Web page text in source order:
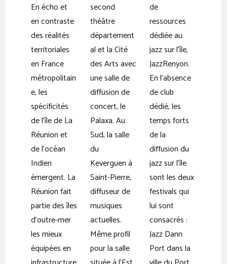
En écho et
en contraste
des réalités
territoriales
en France
métropolitain
e, les
spécificités
de l’île de La
Réunion et
de l’océan
Indien
émergent. La
Réunion fait
partie des îles
d’outre-mer
les mieux
équipées en
second
théâtre
département
al et la Cité
des Arts avec
une salle de
diffusion de
concert, le
Palaxa. Au
Sud, la salle
du
Keverguen à
Saint-Pierre,
diffuseur de
musiques
actuelles.
Même profil
pour la salle
de
ressources
dédiée au
jazz sur l’île,
JazzRenyon.
En l’absence
de club
dédié, les
temps forts
de la
diffusion du
jazz sur l’île
sont les deux
festivals qui
lui sont
consacrés :
Jazz Dann
Port dans la